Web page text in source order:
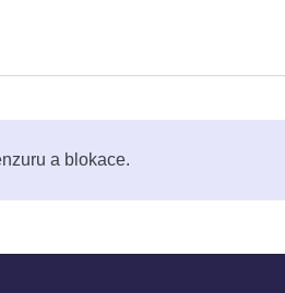
a blokace.